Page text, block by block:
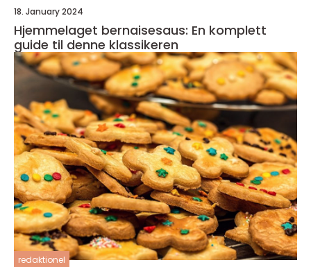
18. January 2024
Hjemmelaget bernaisesaus: En komplett
guide til denne klassikeren
redaktionel